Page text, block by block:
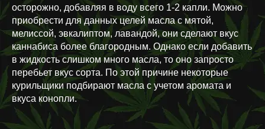
осторожно, добавляя в воду всего 1-2 капли. Можно
приобрести для данных целей масла с мятой,
мелиссой, эвкалиптом, лавандой, они сделают вкус
каннабиса более благородным. Однако если добавить
в жидкость слишком много масла, то оно запросто
перебьет вкус сорта. По этой причине некоторые
курильщики подбирают масла с учетом аромата и
вкуса конопли.